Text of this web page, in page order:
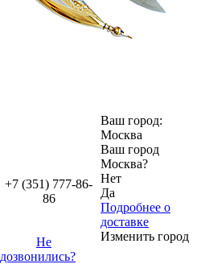
+7 (351) 777-86-
86
Не
дозвонились?
Ваш город:
Москва
Ваш город
Москва?
Нет
Да
Подробнее о
доставке
Изменить город